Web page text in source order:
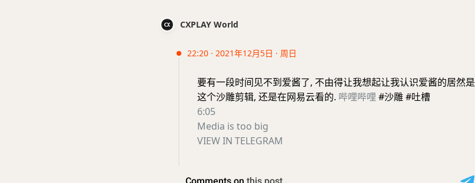
CXPLAY World
22:20 · 2021年12月5日 · 周日
要有一段时间见不到爱酱了, 不由得让我想起让我认识爱酱的居然是
这个沙雕剪辑, 还是在网易云看的. 哔哩哔哩 #沙雕 #吐槽
6:05
Media is too big
VIEW IN TELEGRAM